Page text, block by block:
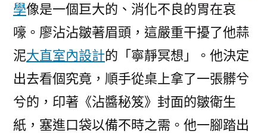
學像是一個巨大的、消化不良的胃在哀
嚎。廖沾沾皺著眉頭，這嚴重干擾了他蒜
泥大直室內設計的「寧靜冥想」。他決定
出去看個究竟，順手從桌上拿了一張髒兮
兮的，印著《沾醬秘笈》封面的皺衛生
紙，塞進口袋以備不時之需。他一腳踏出